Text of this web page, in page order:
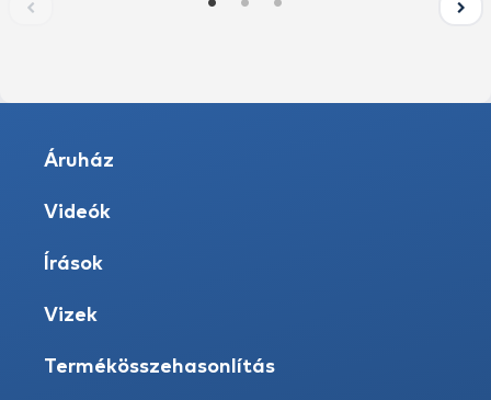
Áruház
Videók
Írások
Vizek
Termékösszehasonlítás